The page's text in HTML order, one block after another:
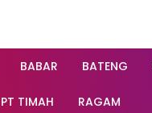
BABAR BATENG
PT TIMAH RAGAM